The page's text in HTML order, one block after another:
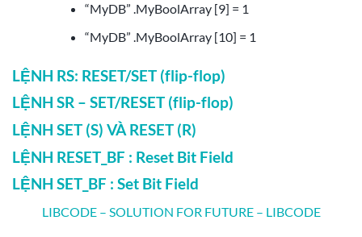
“MyDB” .MyBoolArray [9] = 1
“MyDB” .MyBoolArray [10] = 1
LỆNH RS: RESET/SET (flip-flop)
LỆNH SR – SET/RESET (flip-flop)
LỆNH SET (S) VÀ RESET (R)
LỆNH RESET_BF : Reset Bit Field
LỆNH SET_BF : Set Bit Field
LIBCODE – SOLUTION FOR FUTURE – LIBCODE